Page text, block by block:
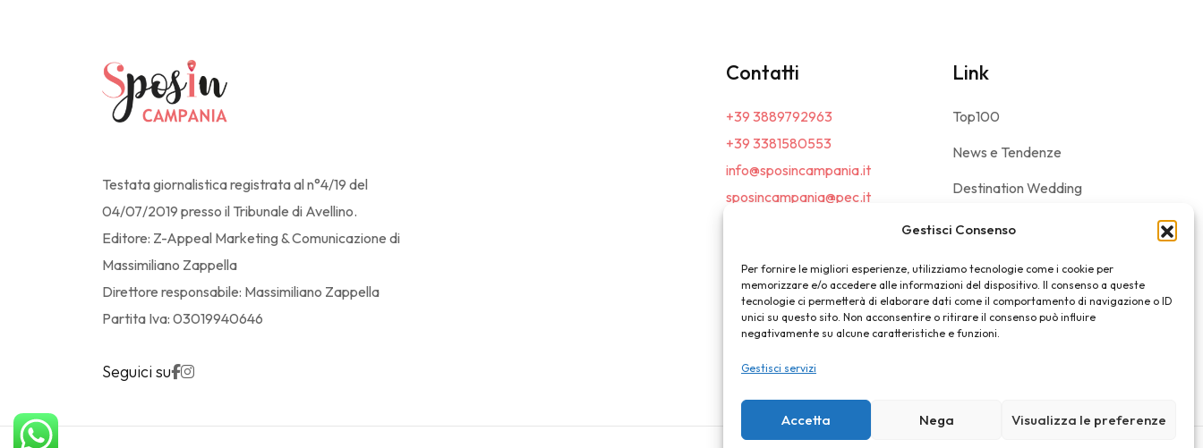
Gestisci Consenso
Per fornire le migliori esperienze, utilizziamo tecnologie come i cookie per
memorizzare e/o accedere alle informazioni del dispositivo. Il consenso a queste
tecnologie ci permetterà di elaborare dati come il comportamento di navigazione o ID
unici su questo sito. Non acconsentire o ritirare il consenso può influire
negativamente su alcune caratteristiche e funzioni.
Gestisci servizi
Accetta Nega Visualizza le preferenze
Testata giornalistica registrata al n°4/19 del
04/07/2019 presso il Tribunale di Avellino.
Editore: Z-Appeal Marketing & Comunicazione di
Massimiliano Zappella
Direttore responsabile: Massimiliano Zappella
Partita Iva: 03019940646
Seguici su
Contatti
+39 3889792963
+39 3381580553
info@sposincampania.it
sposincampania@pec.it
Link
Top100
News e Tendenze
Destination Wedding
Magazine